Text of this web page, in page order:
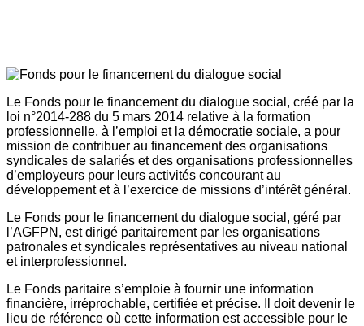
Le Fonds pour le financement du dialogue social, créé par la
loi n°2014-288 du 5 mars 2014 relative à la formation
professionnelle, à l’emploi et la démocratie sociale, a pour
mission de contribuer au financement des organisations
syndicales de salariés et des organisations professionnelles
d’employeurs pour leurs activités concourant au
développement et à l’exercice de missions d’intérêt général.
Le Fonds pour le financement du dialogue social, géré par
l’AGFPN, est dirigé paritairement par les organisations
patronales et syndicales représentatives au niveau national
et interprofessionnel.
Le Fonds paritaire s’emploie à fournir une information
financière, irréprochable, certifiée et précise. Il doit devenir le
lieu de référence où cette information est accessible pour le